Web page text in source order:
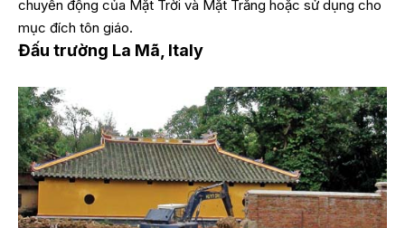
chuyển động của Mặt Trời và Mặt Trăng hoặc sử dụng cho
mục đích tôn giáo.
Đấu trường La Mã, Italy